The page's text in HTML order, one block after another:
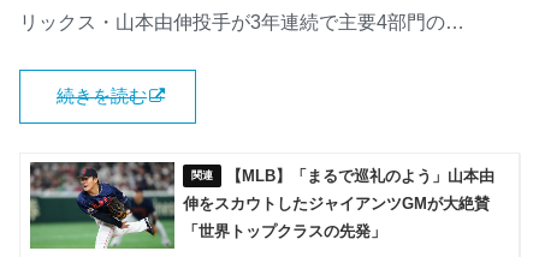
リックス・山本由伸投手が3年連続で主要4部門の…
続きを読む
【MLB】「まるで巡礼のよう」山本由
伸をスカウトしたジャイアンツGMが大絶賛
「世界トップクラスの先発」